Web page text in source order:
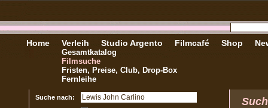
Home Verleih
Gesamtkatalog
Filmsuche
Fristen, Preise, Club, Drop-Box
Fernleihe
Studio Argento Filmcafé Shop
Suche nach: